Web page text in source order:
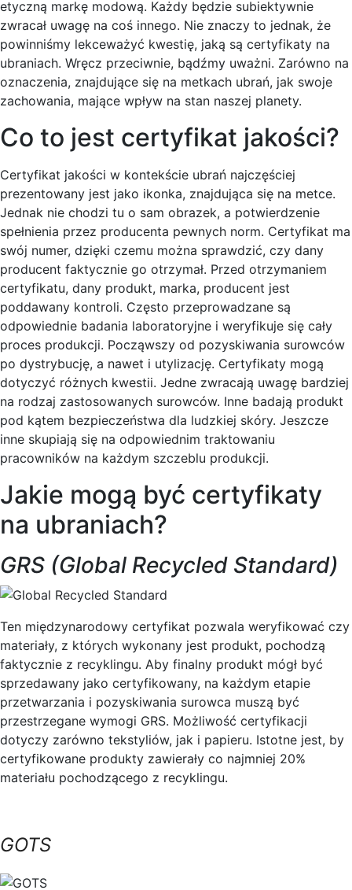
etyczną markę modową. Każdy będzie subiektywnie
zwracał uwagę na coś innego. Nie znaczy to jednak, że
powinniśmy lekceważyć kwestię, jaką są certyfikaty na
ubraniach. Wręcz przeciwnie, bądźmy uważni. Zarówno na
oznaczenia, znajdujące się na metkach ubrań, jak swoje
zachowania, mające wpływ na stan naszej planety.
Co to jest certyfikat jakości?
Certyfikat jakości w kontekście ubrań najczęściej
prezentowany jest jako ikonka, znajdująca się na metce.
Jednak nie chodzi tu o sam obrazek, a potwierdzenie
spełnienia przez producenta pewnych norm. Certyfikat ma
swój numer, dzięki czemu można sprawdzić, czy dany
producent faktycznie go otrzymał. Przed otrzymaniem
certyfikatu, dany produkt, marka, producent jest
poddawany kontroli. Często przeprowadzane są
odpowiednie badania laboratoryjne i weryfikuje się cały
proces produkcji. Począwszy od pozyskiwania surowców
po dystrybucję, a nawet i utylizację. Certyfikaty mogą
dotyczyć różnych kwestii. Jedne zwracają uwagę bardziej
na rodzaj zastosowanych surowców. Inne badają produkt
pod kątem bezpieczeństwa dla ludzkiej skóry. Jeszcze
inne skupiają się na odpowiednim traktowaniu
pracowników na każdym szczeblu produkcji.
Jakie mogą być certyfikaty
na ubraniach?
GRS (Global Recycled Standard)
Ten międzynarodowy certyfikat pozwala weryfikować czy
materiały, z których wykonany jest produkt, pochodzą
faktycznie z recyklingu. Aby finalny produkt mógł być
sprzedawany jako certyfikowany, na każdym etapie
przetwarzania i pozyskiwania surowca muszą być
przestrzegane wymogi GRS. Możliwość certyfikacji
dotyczy zarówno tekstyliów, jak i papieru. Istotne jest, by
certyfikowane produkty zawierały co najmniej 20%
materiału pochodzącego z recyklingu.
GOTS